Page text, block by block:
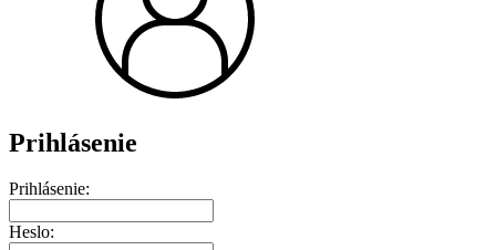
Prihlásenie
Prihlásenie:
Heslo: